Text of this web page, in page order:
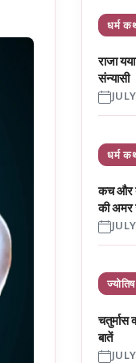
धर्म
राजा
संन्यासी
धर्म
कच और
की अमर
ज्योतिष
चतुर्मास
बातें